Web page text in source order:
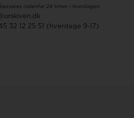
indenfor 24 timer i hverdagen
32 12 25 51 (hverdage 9-17)